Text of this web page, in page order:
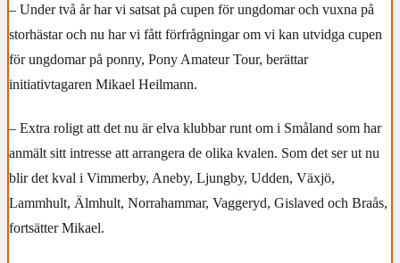
– Under två år har vi satsat på cupen för ungdomar och vuxna på
storhästar och nu har vi fått förfrågningar om vi kan utvidga cupen
för ungdomar på ponny, Pony Amateur Tour, berättar
initiativtagaren Mikael Heilmann.
– Extra roligt att det nu är elva klubbar runt om i Småland som har
anmält sitt intresse att arrangera de olika kvalen. Som det ser ut nu
blir det kval i Vimmerby, Aneby, Ljungby, Udden, Växjö,
Lammhult, Älmhult, Norrahammar, Vaggeryd, Gislaved och Braås,
fortsätter Mikael.